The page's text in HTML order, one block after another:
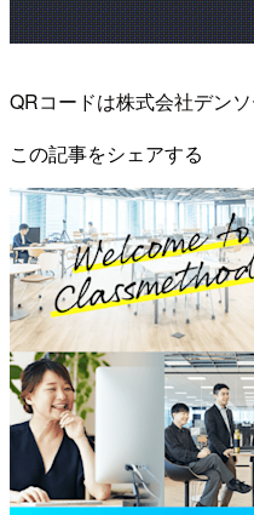
QRコードは株式会社デン
この記事をシェアする